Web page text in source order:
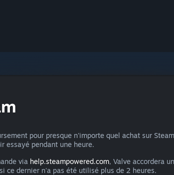
pour presque n'importe quel achat sur
essayé pendant une heure.
via help.steampowered.com, Valve accordera
ce dernier n'a pas été utilisé plus de 2 heures.